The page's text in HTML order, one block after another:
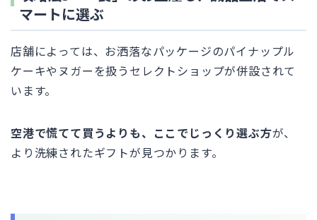
マートに選ぶ
店舗によっては、お洒落なパッケージのパイナップル
ケーキやヌガーを扱うセレクトショップが併設されて
います。
空港で慌てて買うよりも、ここでじっくり選ぶ方が、
より洗練されたギフトが見つかります。